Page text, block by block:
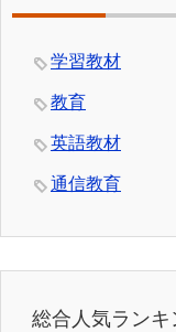
学習教材
教育
英語教材
通信教育
総合人気ランキ